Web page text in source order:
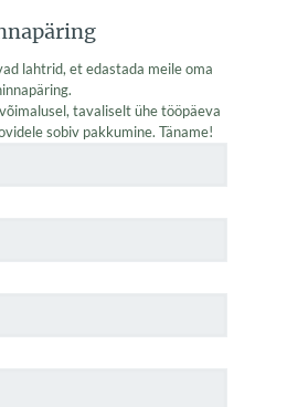
lahtrid, et edastada meile oma
tavaliselt ühe tööpäeva
sobiv pakkumine. Täname!